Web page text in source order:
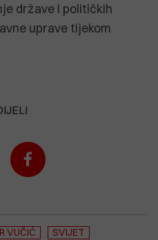
države i političkih
uprave tijekom
VUČIĆ SVIJET